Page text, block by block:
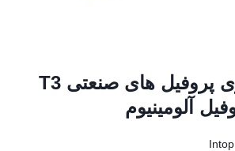
پوشش پودری پروفیل های صنعتی T3
Intop